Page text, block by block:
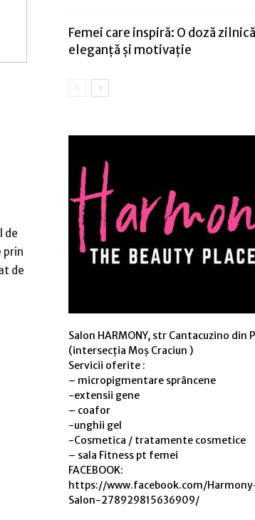
de
prin
de
Femei care inspiră: O doză
eleganță și motivație
Salon HARMONY, str Cantacuzino din
(intersecția Moș Craciun )
Servicii oferite :
– micropigmentare sprâncene
-extensii gene
– coafor
-unghii gel
-Cosmetica / tratamente cosmetice
– sala Fitness pt femei
FACEBOOK:
https://www.facebook.com/
Salon-278929815636909/